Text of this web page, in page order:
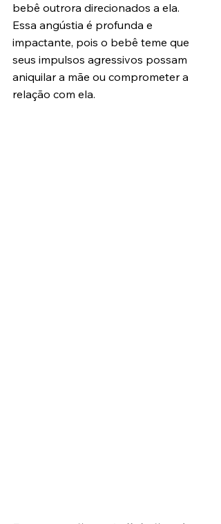
bebê outrora direcionados a ela.
Essa angústia é profunda e
impactante, pois o bebê teme que
seus impulsos agressivos possam
aniquilar a mãe ou comprometer a
relação com ela.